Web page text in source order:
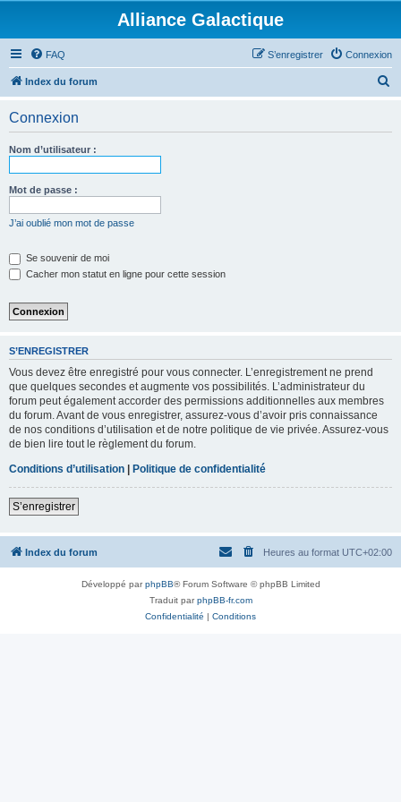
Alliance Galactique
FAQ Connexion
S’enregistrer
Index du forum
Connexion
Nom d’utilisateur :
Mot de passe :
J’ai oublié mon mot de passe
Se souvenir de moi
Cacher mon statut en ligne pour cette session
S’ENREGISTRER
Vous devez être enregistré pour vous connecter. L’enregistrement ne prend
que quelques secondes et augmente vos possibilités. L’administrateur du
forum peut également accorder des permissions additionnelles aux membres
du forum. Avant de vous enregistrer, assurez-vous d’avoir pris connaissance
de nos conditions d’utilisation et de notre politique de vie privée. Assurez-vous
de bien lire tout le règlement du forum.
Conditions d’utilisation | Politique de confidentialité
S’enregistrer
Index du forum Heures au format UTC+02:00
Développé parphpBB® Forum Software © phpBB Limited
Traduit parphpBB-fr.com
Confidentialité | Conditions